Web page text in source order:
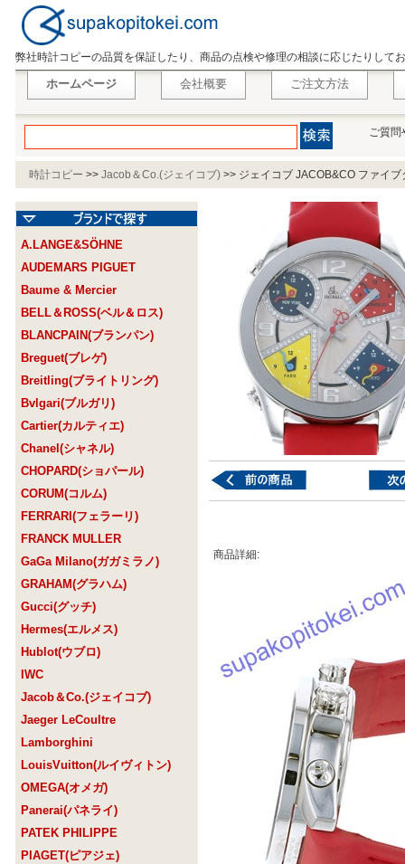
弊社時計コピーの品質を保証したり、商品の点検や修理の相談に応じたりして
ホームページ 会社概要 ご注文方法
ご質問
時計コピー >> Jacob＆Co.(ジェイコブ) >> ジェイコブ JACOB&CO ファイ
A.LANGE&SÖHNE
AUDEMARS PIGUET
Baume & Mercier
BELL＆ROSS(ベル＆ロス)
BLANCPAIN(ブランパン)
Breguet(ブレゲ)
Breitling(ブライトリング)
Bvlgari(ブルガリ)
Cartier(カルティエ)
Chanel(シャネル)
CHOPARD(ショパール)
CORUM(コルム)
FERRARI(フェラーリ)
FRANCK MULLER
GaGa Milano(ガガミラノ)
GRAHAM(グラハム)
Gucci(グッチ)
Hermes(エルメス)
Hublot(ウブロ)
IWC
Jacob＆Co.(ジェイコブ)
Jaeger LeCoultre
Lamborghini
LouisVuitton(ルイヴィトン)
OMEGA(オメガ)
Panerai(パネライ)
PATEK PHILIPPE
PIAGET(ピアジェ)
商品詳細: